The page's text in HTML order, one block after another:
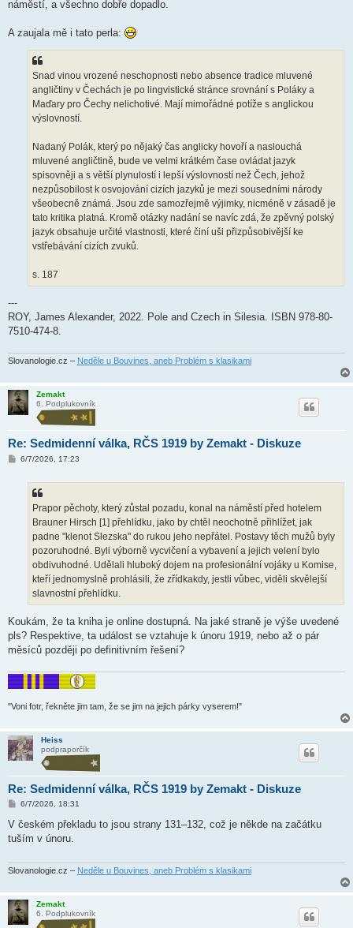
náměstí, a všechno dobře dopadlo.
A zaujala mě i tato perla:
Snad vinou vrozené neschopnosti nebo absence tradice mluvené
angličtiny v Čechách je po lingvistické stránce srovnání s Poláky a
Maďary pro Čechy nelichotivé. Mají mimořádné potíže s anglickou
výslovností.
Nadaný Polák, který po nějaký čas anglicky hovoří a naslouchá
mluvené angličtině, bude ve velmi krátkém čase ovládat jazyk
spisovněji a s větší plynulostí i lepší výslovností než Čech, jehož
nezpůsobilost k osvojování cizích jazyků je mezi sousedními národy
všeobecně známá. Jsou zde samozřejmě výjimky, nicméně v zásadě je
tato kritika platná. Kromě otázky nadání se navíc zdá, že zpěvný polský
jazyk obsahuje určité vlastnosti, které činí uši přizpůsobivější ke
vstřebávání cizích zvuků.
s. 187
---
ROY, James Alexander, 2022. Pole and Czech in Silesia. ISBN 978-80-
7510-474-8.
Slovanologie.cz – Neděle u Bouvines, aneb Problém s klasikami
Zemakt
6. Podplukovník
Re: Sedmidenní válka, RČS 1919 by Zemakt - Diskuze
P6/7/2026, 17:23
Prapor pěchoty, který zůstal pozadu, konal na náměstí před hotelem
Brauner Hirsch [1] přehlídku, jako by chtěl neochotně přihlížet, jak
padne "klenot Slezska" do rukou jeho nepřátel. Postavy těch mužů byly
pozoruhodné. Byli výborně vycvičení a vybavení a jejich velení bylo
obdivuhodné. Udělali hluboký dojem na profesionální vojáky u Komise,
kteří jednomyslně prohlásili, že zřídkakdy, jestli vůbec, viděli skvělejší
slavnostní přehlídku.
Koukám, že ta kniha je online dostupná. Na jaké straně je výše uvedené
pls? Respektive, ta událost se vztahuje k únoru 1919, nebo až o pár
měsíců později po definitivním řešení?
"Voni fotr, řekněte jim tam, že se jim na jejich párky vyserem!"
Heiss
podpraporčík
Re: Sedmidenní válka, RČS 1919 by Zemakt - Diskuze
P
í
p
e
6/7/2026, 18:31
V českém překladu to jsou strany 131–132, což je někde na začátku
tuším v únoru.
Slovanologie.cz – Neděle u Bouvines, aneb Problém s klasikami
Zemakt
6. Podplukovník